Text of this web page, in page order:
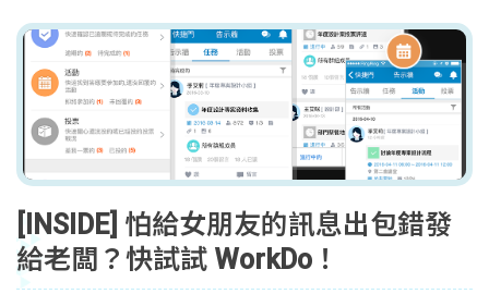
[INSIDE] 怕給女朋友的訊息出包錯發
給老闆？快試試 WorkDo！